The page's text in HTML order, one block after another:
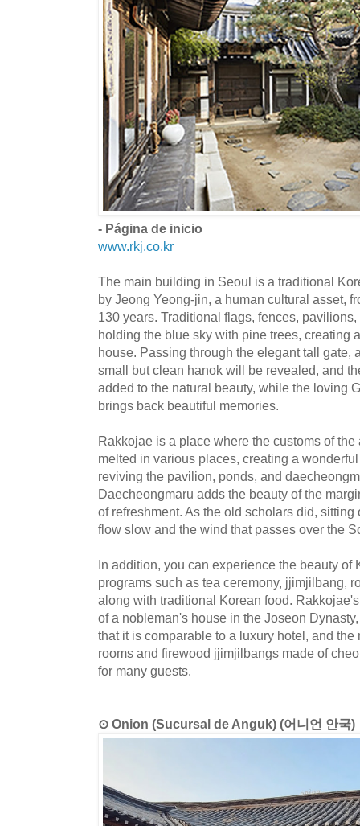
- Página de inicio
www.rkj.co.kr
The main building in Seoul is a traditional
by Jeong Yeong-jin, a human cultural asset,
130 years. Traditional flags, fences,
holding the blue sky with pine trees, creating
house. Passing through the elegant tall gate,
small but clean hanok will be revealed, and
added to the natural beauty, while the loving
brings back beautiful memories.
Rakkojae is a place where the customs of
melted in various places, creating a
reviving the pavilion, ponds, and
Daecheongmaru adds the beauty of the
of refreshment. As the old scholars did,
flow slow and the wind that passes over the
In addition, you can experience the beauty of
programs such as tea ceremony, jjimjilbang,
along with traditional Korean food.
of a nobleman's house in the Joseon
that it is comparable to a luxury hotel, and
rooms and firewood jjimjilbangs made of
for many guests.
⊙ Onion (Sucursal de Anguk) (어니언 안국)